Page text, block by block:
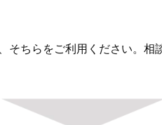
そちらをご利用ください。相